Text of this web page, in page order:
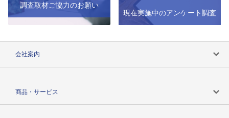
調査取材ご協力のお願い
現在実施中のアンケート調査
会社案内
商品・サービス